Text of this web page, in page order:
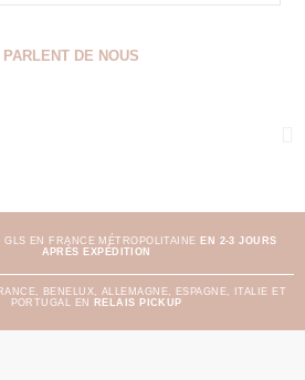
PARLENT DE NOUS
GLS EN FRANCE MÉTROPOLITAINE EN 2-3 JOURS
APRÈS EXPÉDITION
BENELUX, ALLEMAGNE, ESPAGNE, ITALIE ET
PORTUGAL EN
RELAIS PICKUP